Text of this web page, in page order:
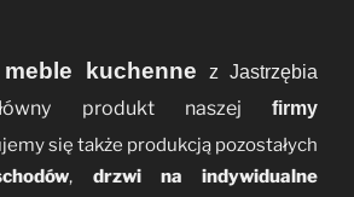
kuchenne
z Jastrzębia
produkt naszejfirmy
się także produkcją pozostałych
, drzwi na indywidualne